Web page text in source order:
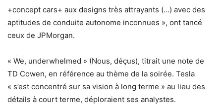
+concept cars+ aux designs très attrayants (…) avec des
aptitudes de conduite autonome inconnues », ont tancé
ceux de JPMorgan.
« We, underwhelmed » (Nous, déçus), titrait une note de
TD Cowen, en référence au thème de la soirée. Tesla
« s’est concentré sur sa vision à long terme » au lieu des
détails à court terme, déploraient ses analystes.